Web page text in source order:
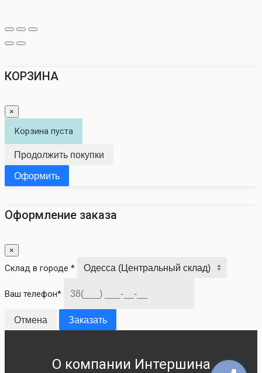
КОРЗИНА
×
Корзина пуста
Продолжить покупки
Оформить
Оформление заказа
×
Склад в городе *
Ваш телефон*
Отмена Заказать
О компании Интершина